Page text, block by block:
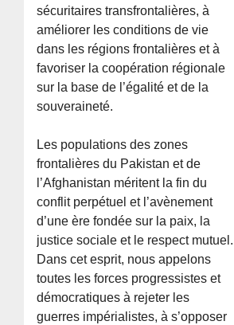
sécuritaires transfrontalières, à
améliorer les conditions de vie
dans les régions frontalières et à
favoriser la coopération régionale
sur la base de l’égalité et de la
souveraineté.
Les populations des zones
frontalières du Pakistan et de
l’Afghanistan méritent la fin du
conflit perpétuel et l’avènement
d’une ère fondée sur la paix, la
justice sociale et le respect mutuel.
Dans cet esprit, nous appelons
toutes les forces progressistes et
démocratiques à rejeter les
guerres impérialistes, à s’opposer